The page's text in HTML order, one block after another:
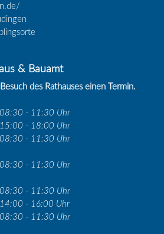
& Bauamt
des Rathauses einen Termin.
08:30 - 11:30 Uhr
15:00 - 18:00 Uhr
08:30 - 11:30 Uhr
08:30 - 11:30 Uhr
08:30 - 11:30 Uhr
14:00 - 16:00 Uhr
08:30 - 11:30 Uhr